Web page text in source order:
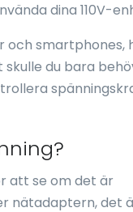
dina 110V-
och smartphones,
du bara
att se om det är
nätadaptern, det